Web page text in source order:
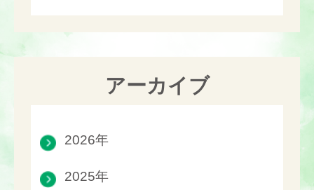
アーカイブ
2026年
2025年